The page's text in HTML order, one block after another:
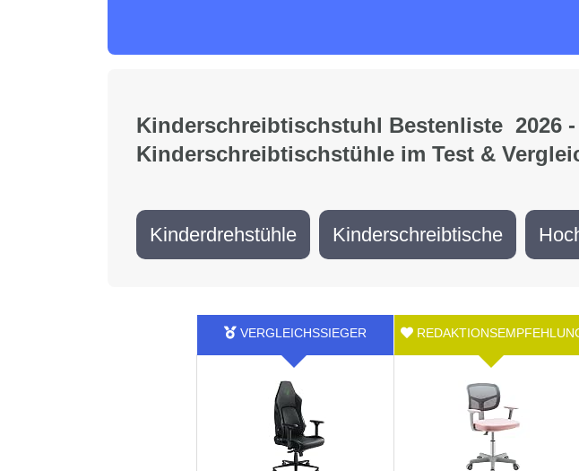
Kinderschreibtischstuhl Bestenliste 2026 -
Kinderschreibtischstühle im Test &
Kinderdrehstühle Kinderschreibtische